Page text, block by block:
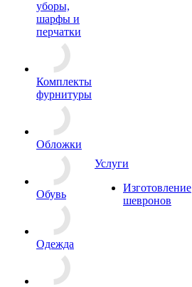
уборы,
шарфы и
перчатки
Комплекты
фурнитуры
Обложки
Обувь
Одежда
Услуги
Изготовление
шевронов